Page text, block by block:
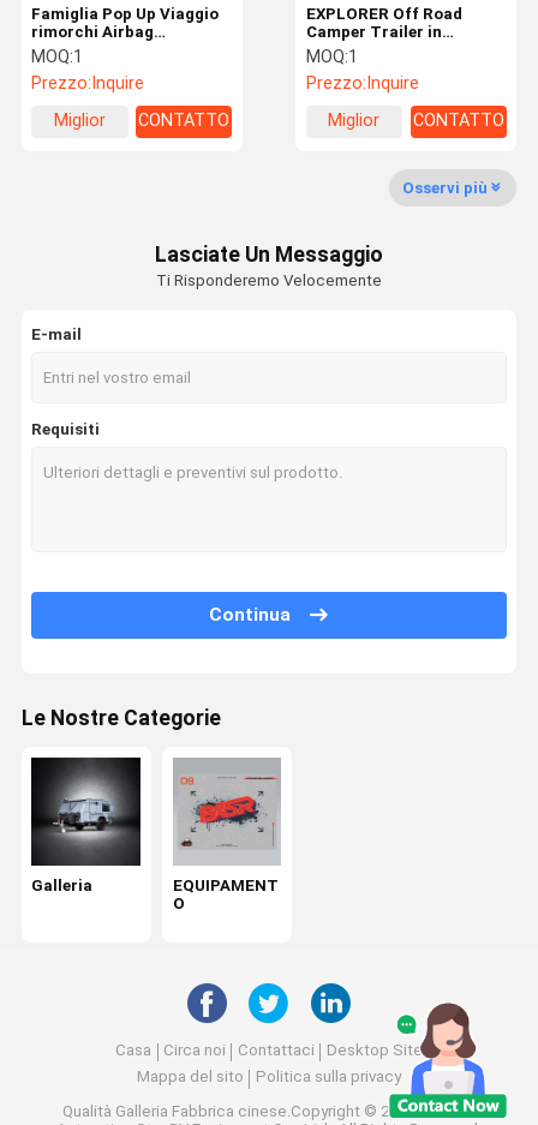
Fatory Tour
Controllo Di
Qualità
Contattaci
Richiedere
Un
EQUIPAMENTO
EXPLORER Off Road
Camper Trailer in
alluminio 4wd Camper
Trailer
MOQ:1
Prezzo: Inquire
Miglior
CONTATTO
Famiglia Pop Up Viaggio
rimorchi Airbag
sospensione leggero Pop
Up Camper
MOQ:1
Prezzo: Inquire
Miglior
CONTATTO
Osservi più
Lasciate Un Messaggio
Ti Risponderemo Velocemente
E-mail
Requisiti
Continua
Le Nostre Categorie
Galleria
EQUIPAMENT
O
Casa Circa noi Contattaci
Desktop Site
Mappa del sito
Politica sulla privacy
Qualità Galleria Fabbrica cinese.Copyright © 2026 Sichuan